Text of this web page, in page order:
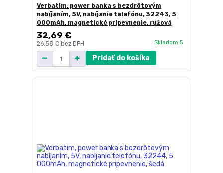
Verbatim, power banka s bezdrôtovým
nabíjaním, 5V, nabíjanie telefónu, 32243, 5
000mAh, magnetické pripevnenie, ružová
32,69 €
26,58 € bez DPH Skladom 5
Pridať do košíka